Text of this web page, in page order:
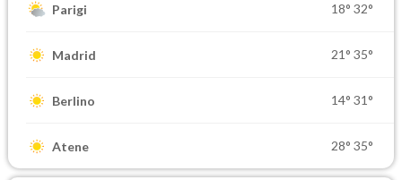
Parigi 18° 32°
Madrid 21° 35°
Berlino 14° 31°
Atene 28° 35°